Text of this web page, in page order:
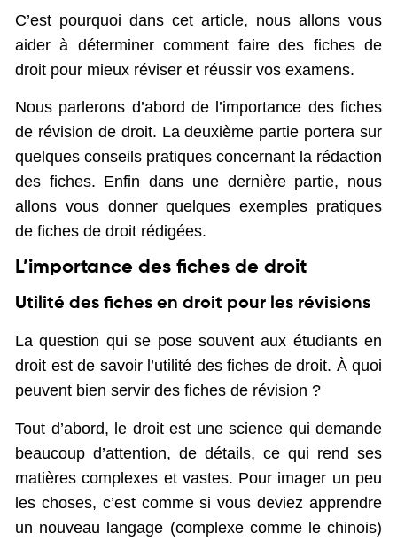
C’est pourquoi dans cet article, nous allons vous
aider à déterminer comment faire des fiches de
droit pour mieux réviser et réussir vos examens.
Nous parlerons d’abord de l’importance des fiches
de révision de droit. La deuxième partie portera sur
quelques conseils pratiques concernant la rédaction
des fiches. Enfin dans une dernière partie, nous
allons vous donner quelques exemples pratiques
de fiches de droit rédigées.
L’importance des fiches de droit
Utilité des fiches en droit pour les révisions
La question qui se pose souvent aux étudiants en
droit est de savoir l’utilité des fiches de droit. À quoi
peuvent bien servir des fiches de révision ?
Tout d’abord, le droit est une science qui demande
beaucoup d’attention, de détails, ce qui rend ses
matières complexes et vastes. Pour imager un peu
les choses, c’est comme si vous deviez apprendre
un nouveau langage (complexe comme le chinois)